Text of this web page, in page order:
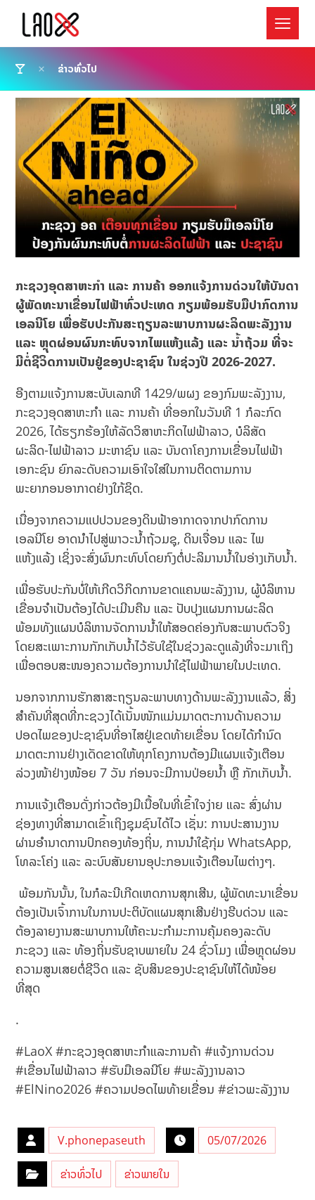
ຂ່າວທົ່ວໄປ
ກະຊວງອຸດສາຫະກຳ ແລະ ການຄ້າ ອອກແຈ້ງການດ່ວນໃຫ້ບັນດາ
ຜູ້ພັດທະນາເຂື່ອນໄຟຟ້າທົ່ວປະເທດ ກຽມພ້ອມຮັບມືປາກົດການ
ເອລນີໂຍ ເພື່ອຮັບປະກັນສະຖຽນລະພາບການຜະລິດພະລັງງານ
ແລະ ຫຼຸດຜ່ອນຜົນກະທົບຈາກໄພແຫ້ງແລ້ງ ແລະ ນໍ້າຖ້ວມ ທີ່ຈະ
ມີຕໍ່ຊີວິດການເປັນຢູ່ຂອງປະຊາຊົນ ໃນຊ່ວງປີ 2026-2027.
ອີງຕາມແຈ້ງການສະບັບເລກທີ 1429/ພຜງ ຂອງກົມພະລັງງານ,
ກະຊວງອຸດສາຫະກຳ ແລະ ການຄ້າ ທີ່ອອກໃນວັນທີ 1 ກໍລະກົດ
2026, ໄດ້ຮຽກຮ້ອງໃຫ້ລັດວິສາຫະກິດໄຟຟ້າລາວ, ບໍລິສັດ
ຜະລິດ-ໄຟຟ້າລາວ ມະຫາຊົນ ແລະ ບັນດາໂຄງການເຂື່ອນໄຟຟ້າ
ເອກະຊົນ ຍົກລະດັບຄວາມເອົາໃຈໃສ່ໃນການຕິດຕາມການ
ພະຍາກອນອາກາດຢ່າງໃກ້ຊິດ.
ເນື່ອງຈາກຄວາມແປປວນຂອງດິນຟ້າອາກາດຈາກປາກົດການ
ເອລນີໂຍ ອາດນຳໄປສູ່ພາວະນໍ້າຖ້ວມຊຸ, ດິນເຈື່ອນ ແລະ ໄພ
ແຫ້ງແລ້ງ ເຊິ່ງຈະສົ່ງຜົນກະທົບໂດຍກົງຕໍ່ປະລິມານນໍ້າໃນອ່າງເກັບນໍ້າ.
ເພື່ອຮັບປະກັນບໍ່ໃຫ້ເກີດວິກິດການຂາດແຄນພະລັງງານ, ຜູ້ບໍລິຫານ
ເຂື່ອນຈຳເປັນຕ້ອງໄດ້ປະເມີນຄືນ ແລະ ປັບປຸງແຜນການຜະລິດ
ພ້ອມທັງແຜນບໍລິຫານຈັດການນໍ້າໃຫ້ສອດຄ່ອງກັບສະພາບຕົວຈິງ
ໂດຍສະເພາະການກັກເກັບນໍ້າໄວ້ຮັບໃຊ້ໃນຊ່ວງລະດູແລ້ງທີ່ຈະມາເຖິງ
ເພື່ອຕອບສະໜອງຄວາມຕ້ອງການນຳໃຊ້ໄຟຟ້າພາຍໃນປະເທດ.
ນອກຈາກການຮັກສາສະຖຽນລະພາບທາງດ້ານພະລັງງານແລ້ວ, ສິ່ງ
ສຳຄັນທີ່ສຸດທີ່ກະຊວງໄດ້ເນັ້ນໜັກແມ່ນມາດຕະການດ້ານຄວາມ
ປອດໄພຂອງປະຊາຊົນທີ່ອາໄສຢູ່ເຂດທ້າຍເຂື່ອນ ໂດຍໄດ້ກຳນົດ
ມາດຕະການຢ່າງເດັດຂາດໃຫ້ທຸກໂຄງການຕ້ອງມີແຜນແຈ້ງເຕືອນ
ລ່ວງໜ້າຢ່າງໜ້ອຍ 7 ວັນ ກ່ອນຈະມີການປ່ອຍນໍ້າ ຫຼື ກັກເກັບນໍ້າ.
ການແຈ້ງເຕືອນດັ່ງກ່າວຕ້ອງມີເນື້ອໃນທີ່ເຂົ້າໃຈງ່າຍ ແລະ ສົ່ງຜ່ານ
ຊ່ອງທາງທີ່ສາມາດເຂົ້າເຖິງຊຸມຊົນໄດ້ໄວ ເຊັ່ນ: ການປະສານງານ
ຜ່ານອຳນາດການປົກຄອງທ້ອງຖິ່ນ, ການນຳໃຊ້ກຸ່ມ WhatsApp,
ໂທລະໂຄ່ງ ແລະ ລະບົບສັນຍານອຸປະກອນແຈ້ງເຕືອນໄພຕ່າງໆ.
ພ້ອມກັນນັ້ນ, ໃນກໍລະນີເກີດເຫດການສຸກເສີນ, ຜູ້ພັດທະນາເຂື່ອນ
ຕ້ອງເປັນເຈົ້າການໃນການປະຕິບັດແຜນສຸກເສີນຢ່າງຮີບດ່ວນ ແລະ
ຕ້ອງລາຍງານສະພາບການໃຫ້ຄະນະກຳມະການຄຸ້ມຄອງລະດັບ
ກະຊວງ ແລະ ທ້ອງຖິ່ນຮັບຊາບພາຍໃນ 24 ຊົ່ວໂມງ ເພື່ອຫຼຸດຜ່ອນ
ຄວາມສູນເສຍຕໍ່ຊີວິດ ແລະ ຊັບສິນຂອງປະຊາຊົນໃຫ້ໄດ້ໜ້ອຍ
ທີ່ສຸດ
.
#LaoX #ກະຊວງອຸດສາຫະກຳແລະການຄ້າ #ແຈ້ງການດ່ວນ
#ເຂື່ອນໄຟຟ້າລາວ #ຮັບມືເອລນີໂຍ #ພະລັງງານລາວ
#ElNino2026 #ຄວາມປອດໄພທ້າຍເຂື່ອນ #ຂ່າວພະລັງງານ
V.phonepaseuth 05/07/2026
ຂ່າວທົ່ວໄປ ຂ່າວພາຍໃນ